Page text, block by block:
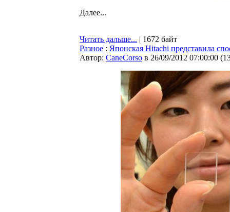
Далее...
Читать дальше... | 1672 байт
Разное : Японская Hitachi представила
Автор: CaneCorso в 26/09/2012 07:00:00 (